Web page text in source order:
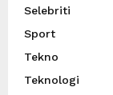
Selebriti
Sport
Tekno
Teknologi